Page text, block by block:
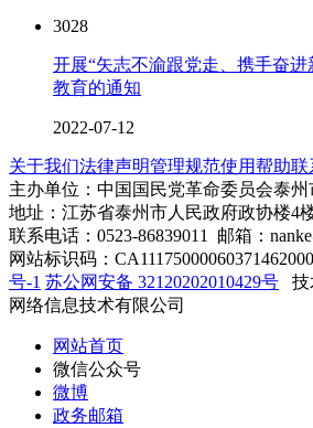
3028
开展“矢志不渝跟党走、携手奋
教育的通知
2022-07-12
关于我们法律声明管理规范使用帮助联
主办单位：中国国民党革命委员会泰州
地址：江苏省泰州市人民政府政协楼4
联系电话：0523-86839011 邮箱：
网站标识码：
号-1 苏公网安备 32120202010429号
技
网络信息技术有限公司
网站首页
微信公众号
微博
政务邮箱